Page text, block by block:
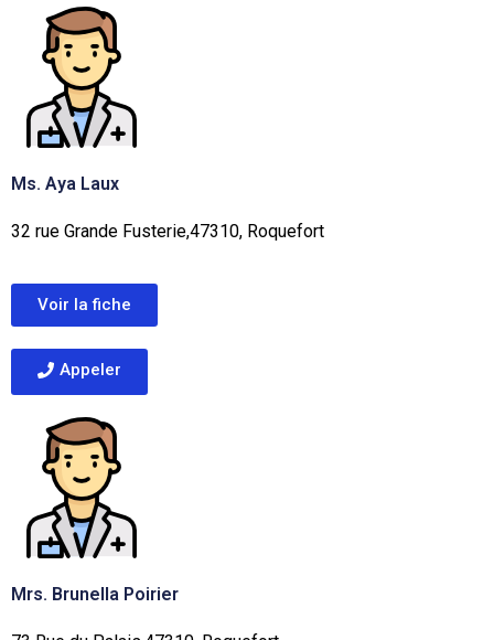
Ms. Aya Laux
32 rue Grande Fusterie,47310, Roquefort
Voir la fiche
Appeler
Mrs. Brunella Poirier